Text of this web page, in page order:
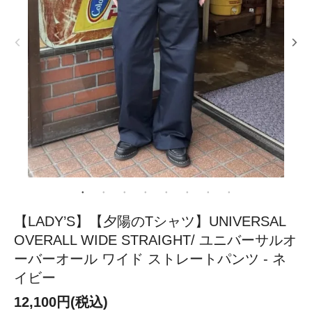
【LADY’S】【夕陽のTシャツ】UNIVERSAL
OVERALL WIDE STRAIGHT/ ユニバーサルオ
ーバーオール ワイド ストレートパンツ - ネ
イビー
12,100円(税込)